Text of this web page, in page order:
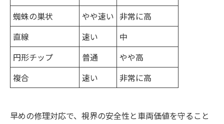
蜘蛛の巣状
やや速い 非常に高
直線
速い
中
円形チップ
普通
やや高
複合
速い 非常に高
早めの修理対応で、視界の安全性と車両価値を守ること